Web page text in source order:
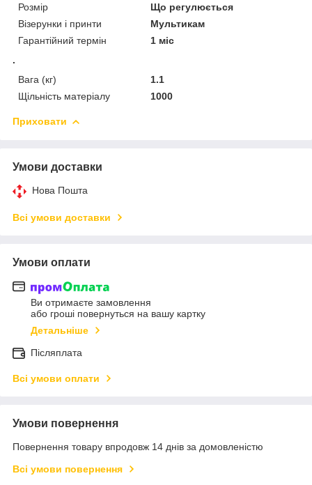
Розмір
Що регулюється
Візерунки і принти
Мультикам
Гарантійний термін
1 міс
.
Вага (кг)
1.1
Щільність матеріалу
1000
Приховати
Умови доставки
Нова Пошта
Всі умови доставки
Умови оплати
Ви отримаєте замовлення
або гроші повернуться на вашу картку
Детальніше
Післяплата
Всі умови оплати
Умови повернення
Повернення товару впродовж 14 днів за домовленістю
Всі умови повернення